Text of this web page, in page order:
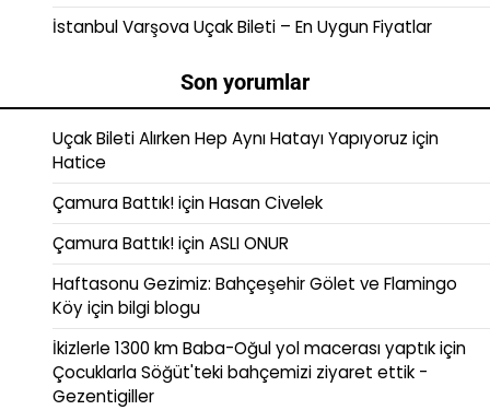
İstanbul Varşova Uçak Bileti – En Uygun Fiyatlar
Son yorumlar
Uçak Bileti Alırken Hep Aynı Hatayı Yapıyoruz için
Hatice
Çamura Battık!içinHasan Civelek
Çamura Battık!içinASLI ONUR
Haftasonu Gezimiz: Bahçeşehir Gölet ve Flamingo
Köyiçinbilgi blogu
İkizlerle 1300 km Baba-Oğul yol macerası yaptıkiçin
Çocuklarla Söğüt'teki bahçemizi ziyaret ettik -
Gezentigiller